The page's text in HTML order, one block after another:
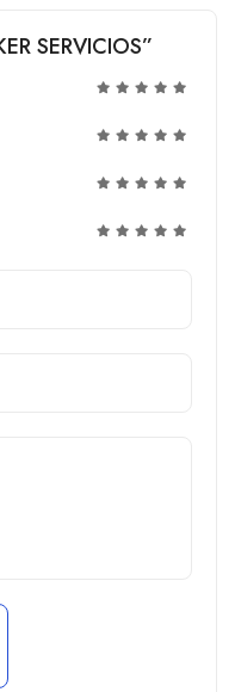
SERVICIOS”